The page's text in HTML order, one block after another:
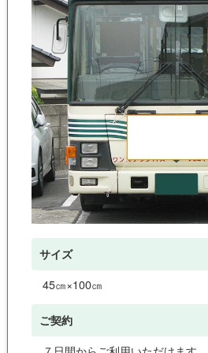
サイズ
45㎝×100㎝
ご契約